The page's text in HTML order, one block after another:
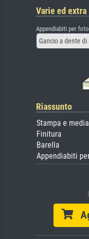
Varie ed extra
Appendiabiti per foto
Gancio a dente di
Riassunto
Stampa e media
Finitura
Barella
Appendiabiti